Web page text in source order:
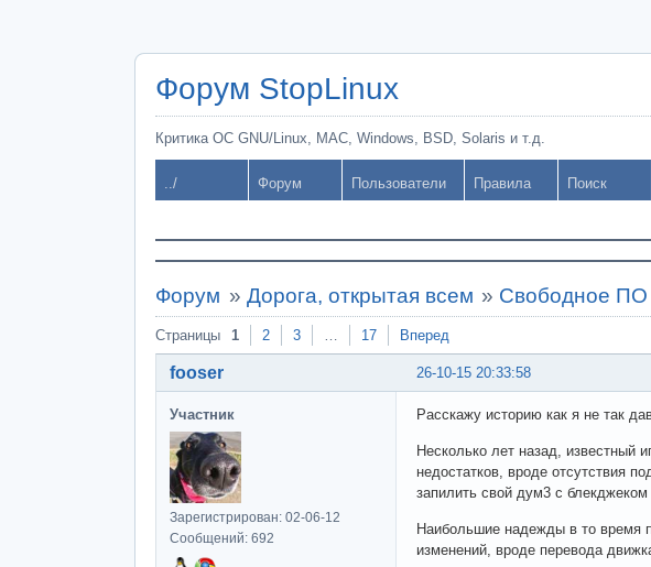
Форум StopLinux
Критика ОС GNU/Linux, MAC, Windows, BSD, Solaris и т.д.
../ Форум Пользователи Правила Поиск
Форум » Дорога, открытая всем » Свободное ПО
Страницы 1 2 3 … 17 Вперед
26-10-15 20:33:58
fooser
Участник
Зарегистрирован: 02-06-12
Сообщений: 692
Расскажу историю как я не так
Несколько лет назад, известный
недостатков, вроде отсутствия
запилить свой дум3 с
Наибольшие надежды в то время
изменений, вроде перевода